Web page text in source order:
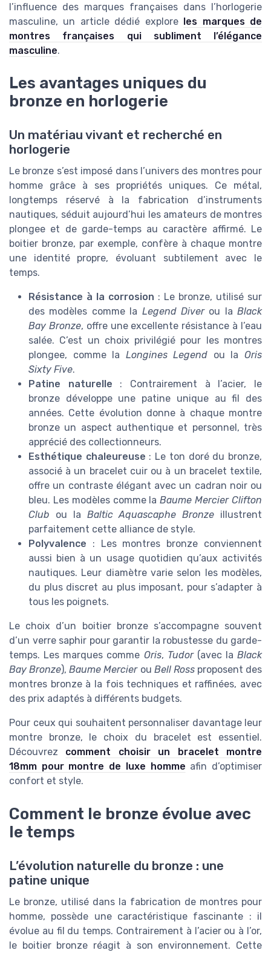
l’influence des marques françaises dans l’horlogerie
masculine, un article dédié explore les marques de
montres françaises qui subliment l’élégance
masculine.
Les avantages uniques du
bronze en horlogerie
Un matériau vivant et recherché en
horlogerie
Le bronze s’est imposé dans l’univers des montres pour
homme grâce à ses propriétés uniques. Ce métal,
longtemps réservé à la fabrication d’instruments
nautiques, séduit aujourd’hui les amateurs de montres
plongee et de garde-temps au caractère affirmé. Le
boitier bronze, par exemple, confère à chaque montre
une identité propre, évoluant subtilement avec le
temps.
Résistance à la corrosion : Le bronze, utilisé sur
des modèles comme la Legend Diverou la Black
Bay Bronze, offre une excellente résistance à l’eau
salée. C’est un choix privilégié pour les montres
plongee, comme la Longines Legend ou laOris
Sixty Five.
Patine naturelle : Contrairement à l’acier, le
bronze développe une patine unique au fil des
années. Cette évolution donne à chaque montre
bronze un aspect authentique et personnel, très
apprécié des collectionneurs.
Esthétique chaleureuse : Le ton doré du bronze,
associé à un bracelet cuir ou à un bracelet textile,
offre un contraste élégant avec un cadran noir ou
bleu. Les modèles comme laBaume Mercier Clifton
Club ou la Baltic Aquascaphe Bronze illustrent
parfaitement cette alliance de style.
Polyvalence : Les montres bronze conviennent
aussi bien à un usage quotidien qu’aux activités
nautiques. Leur diamètre varie selon les modèles,
du plus discret au plus imposant, pour s’adapter à
tous les poignets.
Le choix d’un boitier bronze s’accompagne souvent
d’un verre saphir pour garantir la robustesse du garde-
temps. Les marques comme Oris, Tudor(avec la Black
Bay Bronze),Baume Mercierou Bell Rossproposent des
montres bronze à la fois techniques et raffinées, avec
des prix adaptés à différents budgets.
Pour ceux qui souhaitent personnaliser davantage leur
montre bronze, le choix du bracelet est essentiel.
Découvrez comment choisir un bracelet montre
18mm pour montre de luxe homme afin d’optimiser
confort et style.
Comment le bronze évolue avec
le temps
L’évolution naturelle du bronze : une
patine unique
Le bronze, utilisé dans la fabrication de montres pour
homme, possède une caractéristique fascinante : il
évolue au fil du temps. Contrairement à l’acier ou à l’or,
le boitier bronze réagit à son environnement. Cette